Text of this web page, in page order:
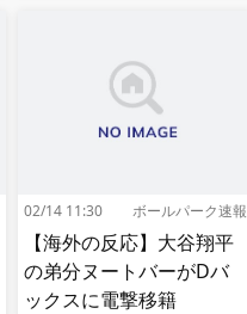
02/14 11:30 ボールパーク速報
【海外の反応】大谷翔平
の弟分ヌートバーがDバ
ックスに電撃移籍